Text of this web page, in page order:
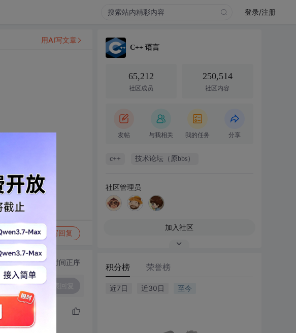
登录/注册
写回复
用AI写文章
切换为时间正序
C++ 语言
65,212
社区成员
250,514
社区内容
发帖 与我相关 我的任务 分享
c++ 技术论坛（原bbs）
社区管理员
加入社区
积分榜 荣誉榜
近7日 近30日 至今